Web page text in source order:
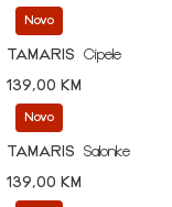
Novo
TAMARIS
Cipele
139,00 KM
Novo
TAMARIS
Salonke
139,00 KM